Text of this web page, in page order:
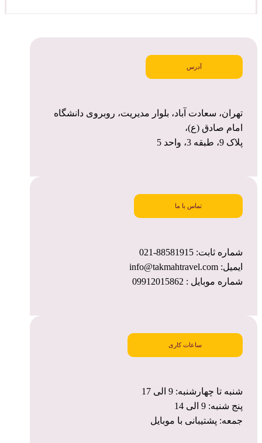
آدرس
تهران، سعادت آباد، بلوار مدیریت، روبروی دانشگاه
امام صادق (ع)،
پلاک 9، طبقه 3، واحد 5
تماس با ما
شماره ثابت: 88581915-021
ایمیل: info@takmahtravel.com
شماره موبایل : 09912015862
ساعات کاری
شنبه تا چهارشنبه: 9 الی 17
پنج شنبه: 9 الی 14
جمعه: پشتیبانی با موبایل